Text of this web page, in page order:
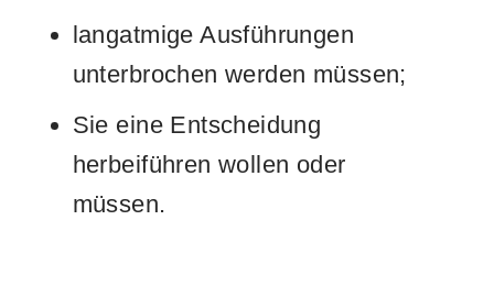
langatmige Ausführungen
unterbrochen werden müssen;
Sie eine Entscheidung
herbeiführen wollen oder
müssen.